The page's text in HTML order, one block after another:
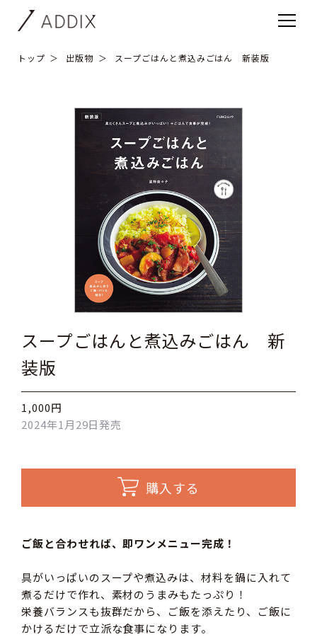
トップ 出版物 スープごはんと煮込みごはん 新装版
スープごはんと煮込みごはん 新
装版
1,000円
2024年1月29日発売
購入する
ご飯と合わせれば、即ワンメニュー完成！
具がいっぱいのスープや煮込みは、材料を鍋に入れて
煮るだけで作れ、素材のうまみもたっぷり！
栄養バランスも抜群だから、ご飯を添えたり、ご飯に
かけるだけで立派な食事になります。